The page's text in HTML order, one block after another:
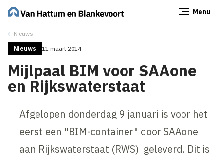
Menu
Nieuws
Nieuws 11 maart 2014
Mijlpaal BIM voor SAAone
en Rijkswaterstaat
Afgelopen donderdag 9 januari is voor het
eerst een "BIM-container" door SAAone
aan Rijkswaterstaat (RWS) geleverd. Dit is
Sluiten